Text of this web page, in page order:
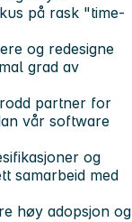
på rask "time-
og redesigne
grad av
partner for
vår software
og
samarbeid med
høy adopsjon og